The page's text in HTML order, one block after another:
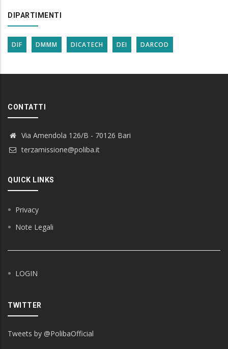
DIPARTIMENTI
DIF DMMM DICATECH DEI DARCOD
CONTATTI
Via Amendola 126/B - 70126 Bari
terzamissione@poliba.it
QUICK LINKS
Privacy
Note Legali
LOGIN
TWITTER
Tweets by @PolibaOfficial